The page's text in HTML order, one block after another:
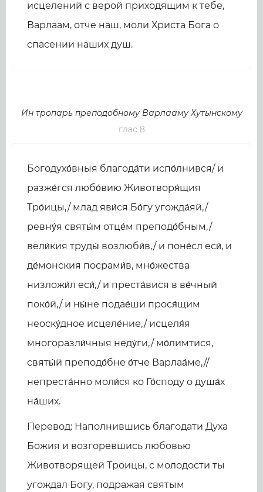
исцелений с верой приходящим к тебе,
Варлаам, отче наш, моли Христа Бога о
спасении наших душ.
Ин тропарь преподобному Варлааму Хутынскому
глас 8
Богодухо́вныя благода́ти испо́лнився/ и
разже́гся любо́вию Животворя́щия
Тро́ицы,/ млад яви́ся Бо́гу угожда́яй,/
ревну́я святы́м отце́м преподо́бным,/
вели́кия труды́ возлюби́в,/ и поне́сл еси́, и
де́монския посрами́в, мно́жества
низложи́л еси́,/ и преста́вися в ве́чный
поко́й,/ и ны́не подае́ши прося́щим
неоску́дное исцеле́ние,/ исцеля́я
многоразли́чныя неду́ги,/ мо́лимтися,
святы́й преподо́бне о́тче Варлаа́ме,//
непреста́нно моли́ся ко Го́споду о душа́х
на́ших.
Перевод: Наполнившись благодати Духа
Божия и возгоревшись любовью
Животворящей Троицы, с молодости ты
угождал Богу, подражая святым